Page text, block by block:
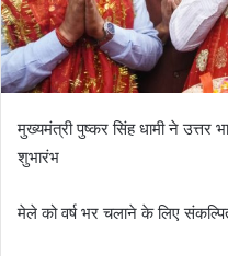
मुख्यमंत्री पुष्कर सिंह धामी ने उत्तर
शुभारंभ
मेले को वर्ष भर चलाने के लिए